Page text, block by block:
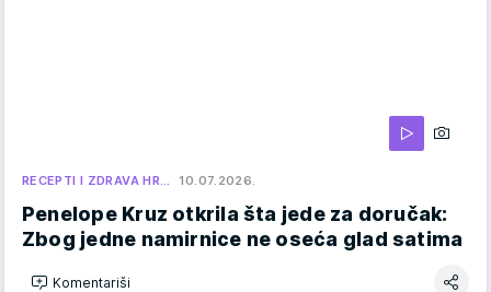
RECEPTI I ZDRAVA HR… 10.07.2026.
Penelope Kruz otkrila šta jede za doručak:
Zbog jedne namirnice ne oseća glad satima
Komentariši